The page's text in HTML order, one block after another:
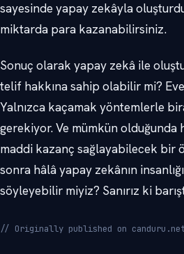
sayesinde yapay zekâyla
miktarda para kazanabilirsiniz.
Sonuç olarak yapay zekâ ile
telif hakkına sahip olabilir mi?
Yalnızca kaçamak yöntemlerle
gerekiyor. Ve mümkün olduğunda
maddi kazanç sağlayabilecek bir
sonra hâlâ yapay zekânın
söyleyebilir miyiz? Sanırız ki
// Originally published on